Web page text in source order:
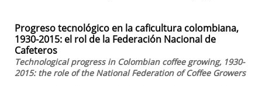
Progreso tecnológico en la caficultura colombiana,
1930-2015: el rol de la Federación Nacional de
Cafeteros
Technological progress in Colombian coffee growing, 1930-
2015: the role of the National Federation of Coffee Growers